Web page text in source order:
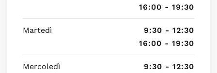
16:00 - 19:30
Martedì
9:30 - 12:30
16:00 - 19:30
Mercoledì
9:30 - 12:30